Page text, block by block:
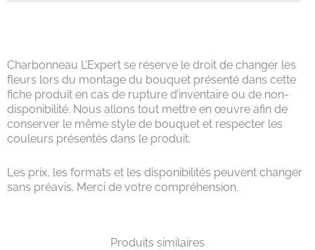
Charbonneau L’Expert se réserve le droit de changer les
fleurs lors du montage du bouquet présenté dans cette
fiche produit en cas de rupture d’inventaire ou de non-
disponibilité. Nous allons tout mettre en œuvre afin de
conserver le même style de bouquet et respecter les
couleurs présentés dans le produit.
Les prix, les formats et les disponibilités peuvent changer
sans préavis. Merci de votre compréhension.
Produits similaires